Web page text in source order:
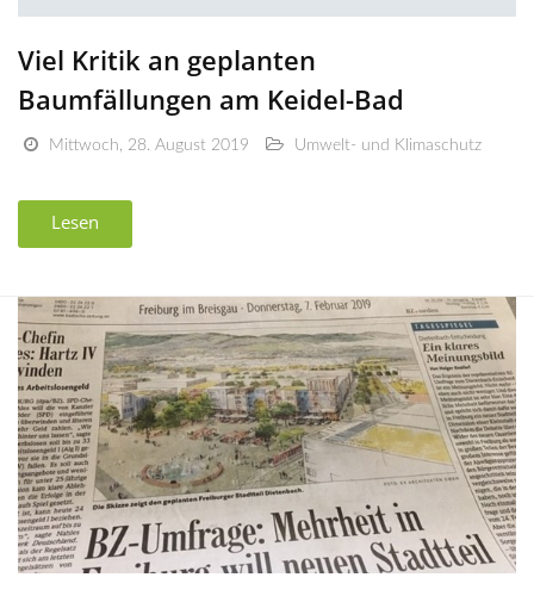
Viel Kritik an geplanten
Baumfällungen am Keidel-Bad
Mittwoch, 28. August 2019 Umwelt- und Klimaschutz
Lesen